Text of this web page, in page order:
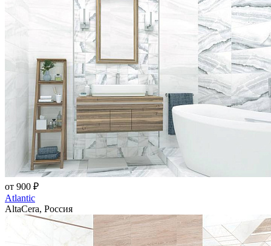
от 900 ₽
Atlantic
AltaCera, Россия